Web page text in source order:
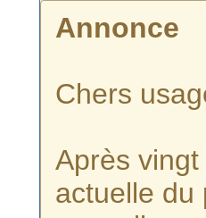
Annonce
Chers
Après
actuelle du